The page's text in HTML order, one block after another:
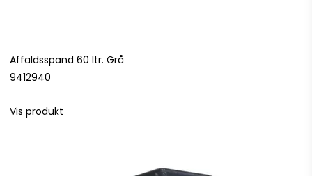
Affaldsspand 60 ltr. Grå
9412940
Vis produkt